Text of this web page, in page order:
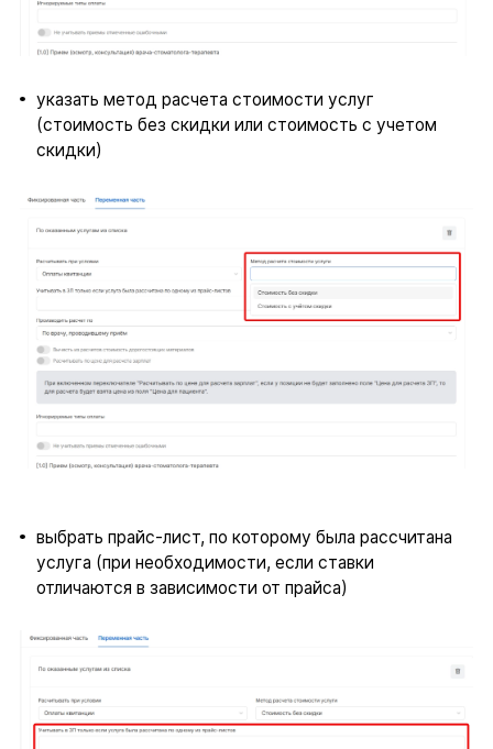
указать метод расчета стоимости услуг
(стоимость без скидки или стоимость с учетом
скидки)
выбрать прайс-лист, по которому была рассчитана
услуга (при необходимости, если ставки
отличаются в зависимости от прайса)